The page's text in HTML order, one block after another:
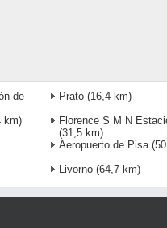
de
Prato (16,4 km)
km)
Florence S M N
(31,5 km)
Aeropuerto de Pisa
Livorno (64,7 km)